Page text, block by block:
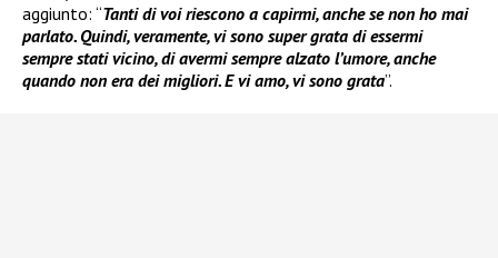
aggiunto: “Tanti di voi riescono a capirmi, anche se non ho mai
parlato. Quindi, veramente, vi sono super grata di essermi
sempre stati vicino, di avermi sempre alzato l’umore, anche
quando non era dei migliori. E vi amo, vi sono grata”.